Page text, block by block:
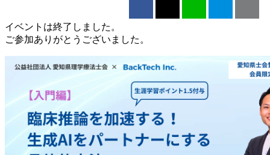
イベントは終了しました。
ご参加ありがとうございました。